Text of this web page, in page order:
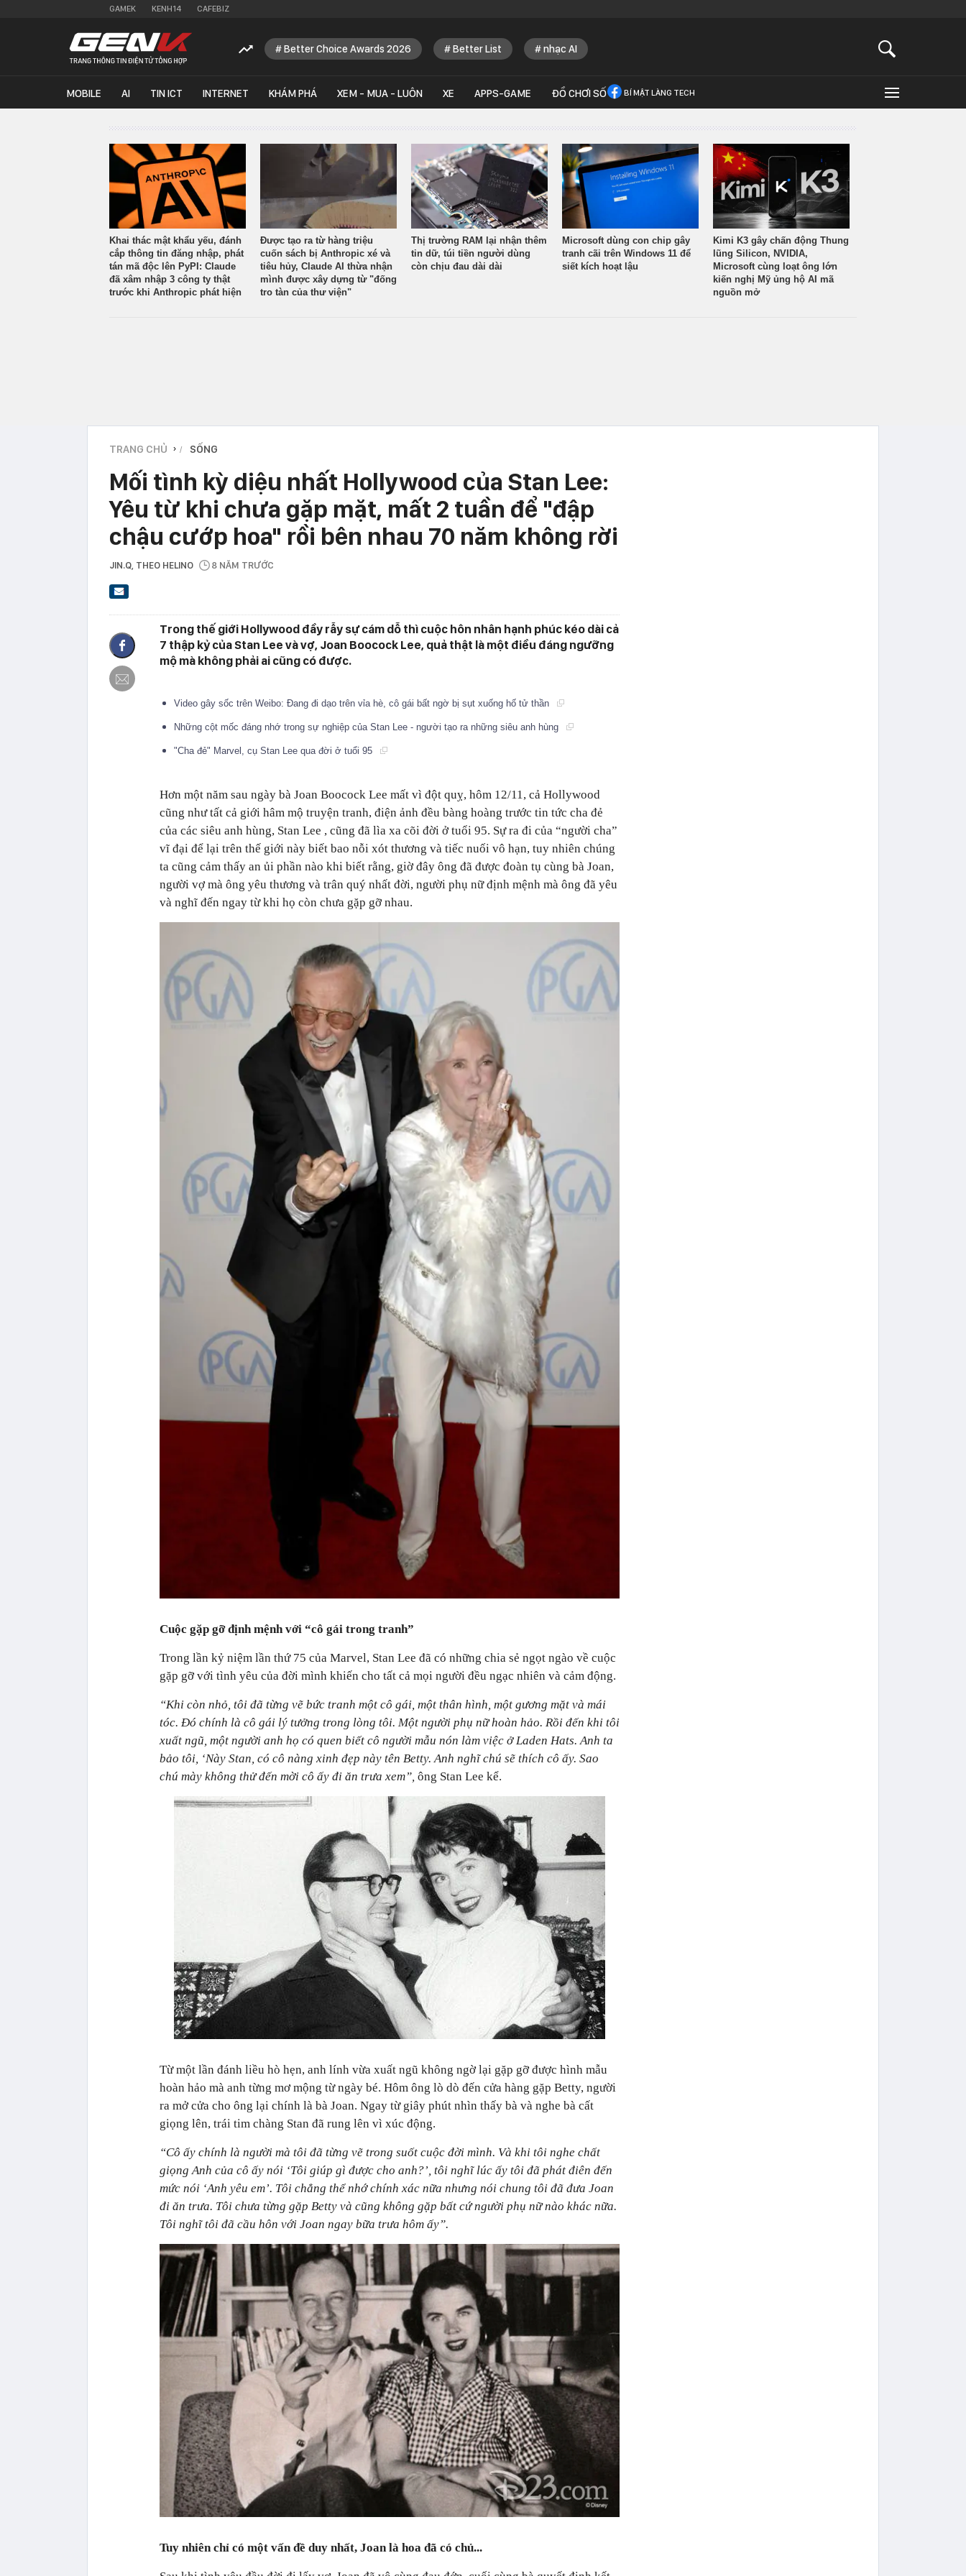
GAMEK KENH14 CAFEBIZ
Better Choice Awards 2026 Better List nhạc AI
MOBILE AI TIN ICT INTERNET KHÁM PHÁ XEM - MUA - LUÔN XE APPS-GAME ĐỒ CHƠI SỐ BÍ MẬT LÀNG TECH
Khai thác mật khẩu yếu, đánh
cắp thông tin đăng nhập, phát
tán mã độc lên PyPI: Claude
đã xâm nhập 3 công ty thật
trước khi Anthropic phát hiện
Được tạo ra từ hàng triệu
cuốn sách bị Anthropic xé và
tiêu hủy, Claude AI thừa nhận
mình được xây dựng từ "đống
tro tàn của thư viện"
Thị trường RAM lại nhận thêm
tin dữ, túi tiền người dùng
còn chịu đau dài dài
Microsoft dùng con chip gây
tranh cãi trên Windows 11 để
siết kích hoạt lậu
Kimi K3 gây chấn động Thung
lũng Silicon, NVIDIA,
Microsoft cùng loạt ông lớn
kiến nghị Mỹ ủng hộ AI mã
nguồn mở
TRANG CHỦ › SỐNG
Mối tình kỳ diệu nhất Hollywood của Stan Lee:
Yêu từ khi chưa gặp mặt, mất 2 tuần để "đập
chậu cướp hoa" rồi bên nhau 70 năm không rời
JIN.Q , THEO HELINO 8 NĂM TRƯỚC
Trong thế giới Hollywood đầy rẫy sự cám dỗ thì cuộc hôn nhân hạnh phúc kéo dài cả
7 thập kỷ của Stan Lee và vợ, Joan Boocock Lee, quả thật là một điều đáng ngưỡng
mộ mà không phải ai cũng có được.
Video gây sốc trên Weibo: Đang đi dạo trên vỉa hè, cô gái bất ngờ bị sụt xuống hố tử thần
Những cột mốc đáng nhớ trong sự nghiệp của Stan Lee - người tạo ra những siêu anh hùng
"Cha đẻ" Marvel, cụ Stan Lee qua đời ở tuổi 95
Hơn một năm sau ngày bà Joan Boocock Lee mất vì đột quỵ, hôm 12/11, cả Hollywood
cũng như tất cả giới hâm mộ truyện tranh, điện ảnh đều bàng hoàng trước tin tức cha đẻ
của các siêu anh hùng, Stan Lee , cũng đã lìa xa cõi đời ở tuổi 95. Sự ra đi của “người cha”
vĩ đại để lại trên thế giới này biết bao nỗi xót thương và tiếc nuối vô hạn, tuy nhiên chúng
ta cũng cảm thấy an ủi phần nào khi biết rằng, giờ đây ông đã được đoàn tụ cùng bà Joan,
người vợ mà ông yêu thương và trân quý nhất đời, người phụ nữ định mệnh mà ông đã yêu
và nghĩ đến ngay từ khi họ còn chưa gặp gỡ nhau.
Cuộc gặp gỡ định mệnh với “cô gái trong tranh”
Trong lần kỷ niệm lần thứ 75 của Marvel, Stan Lee đã có những chia sẻ ngọt ngào về cuộc
gặp gỡ với tình yêu của đời mình khiến cho tất cả mọi người đều ngạc nhiên và cảm động.
“Khi còn nhỏ, tôi đã từng vẽ bức tranh một cô gái, một thân hình, một gương mặt và mái
tóc. Đó chính là cô gái lý tưởng trong lòng tôi. Một người phụ nữ hoàn hảo. Rồi đến khi tôi
xuất ngũ, một người anh họ có quen biết cô người mẫu nón làm việc ở Laden Hats. Anh ta
bảo tôi, ‘Này Stan, có cô nàng xinh đẹp này tên Betty. Anh nghĩ chú sẽ thích cô ấy. Sao
chú mày không thử đến mời cô ấy đi ăn trưa xem”, ông Stan Lee kể.
Từ một lần đánh liều hò hẹn, anh lính vừa xuất ngũ không ngờ lại gặp gỡ được hình mẫu
hoàn hảo mà anh từng mơ mộng từ ngày bé. Hôm ông lò dò đến cửa hàng gặp Betty, người
ra mở cửa cho ông lại chính là bà Joan. Ngay từ giây phút nhìn thấy bà và nghe bà cất
giọng lên, trái tim chàng Stan đã rung lên vì xúc động.
“Cô ấy chính là người mà tôi đã từng vẽ trong suốt cuộc đời mình. Và khi tôi nghe chất
giọng Anh của cô ấy nói ‘Tôi giúp gì được cho anh?’, tôi nghĩ lúc ấy tôi đã phát điên đến
mức nói ‘Anh yêu em’. Tôi chẳng thể nhớ chính xác nữa nhưng nói chung tôi đã đưa Joan
đi ăn trưa. Tôi chưa từng gặp Betty và cũng không gặp bất cứ người phụ nữ nào khác nữa.
Tôi nghĩ tôi đã cầu hôn với Joan ngay bữa trưa hôm ấy”.
Tuy nhiên chỉ có một vấn đề duy nhất, Joan là hoa đã có chủ...